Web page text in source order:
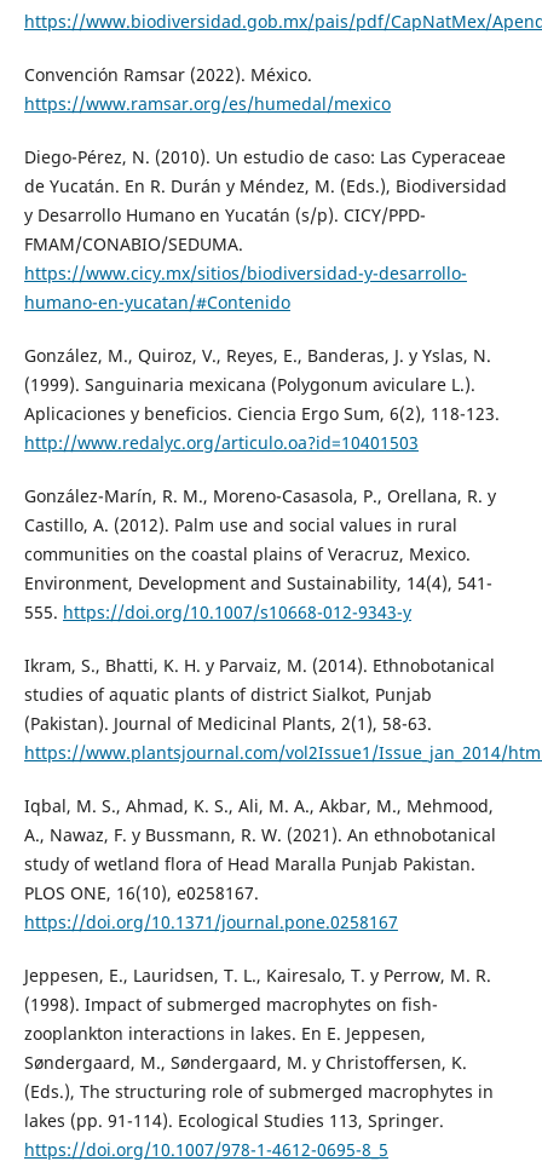
https://www.biodiversidad.gob.mx/pais/pdf/CapNatMex/
Convención Ramsar (2022). México.
https://www.ramsar.org/es/humedal/mexico
Diego-Pérez, N. (2010). Un estudio de caso: Las Cyperaceae
de Yucatán. En R. Durán y Méndez, M. (Eds.), Biodiversidad
y Desarrollo Humano en Yucatán (s/p). CICY/PPD-
FMAM/CONABIO/SEDUMA.
https://www.cicy.mx/sitios/biodiversidad-y-desarrollo-
humano-en-yucatan/#Contenido
González, M., Quiroz, V., Reyes, E., Banderas, J. y Yslas, N.
(1999). Sanguinaria mexicana (Polygonum aviculare L.).
Aplicaciones y beneficios. Ciencia Ergo Sum, 6(2), 118-123.
http://www.redalyc.org/articulo.oa?id=10401503
González-Marín, R. M., Moreno-Casasola, P., Orellana, R. y
Castillo, A. (2012). Palm use and social values in rural
communities on the coastal plains of Veracruz, Mexico.
Environment, Development and Sustainability, 14(4), 541-
555. https://doi.org/10.1007/s10668-012-9343-y
Ikram, S., Bhatti, K. H. y Parvaiz, M. (2014). Ethnobotanical
studies of aquatic plants of district Sialkot, Punjab
(Pakistan). Journal of Medicinal Plants, 2(1), 58-63.
https://www.plantsjournal.com/vol2Issue1/Issue_jan_2014/
Iqbal, M. S., Ahmad, K. S., Ali, M. A., Akbar, M., Mehmood,
A., Nawaz, F. y Bussmann, R. W. (2021). An ethnobotanical
study of wetland flora of Head Maralla Punjab Pakistan.
PLOS ONE, 16(10), e0258167.
https://doi.org/10.1371/journal.pone.0258167
Jeppesen, E., Lauridsen, T. L., Kairesalo, T. y Perrow, M. R.
(1998). Impact of submerged macrophytes on fish-
zooplankton interactions in lakes. En E. Jeppesen,
Søndergaard, M., Søndergaard, M. y Christoffersen, K.
(Eds.), The structuring role of submerged macrophytes in
lakes (pp. 91-114). Ecological Studies 113, Springer.
https://doi.org/10.1007/978-1-4612-0695-8_5